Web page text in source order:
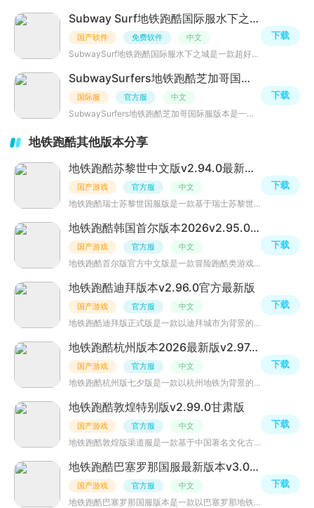
Subway Surf地铁跑酷国际服水下之城v3.9.0官方最新版
国产软件 免费软件 中文
SubwaySurf地铁跑酷国际服水下之城是一款超好玩的冒险跑酷类游戏，其游戏场景设定在水下世界中，水下世界是
下载
SubwaySurfers地铁跑酷芝加哥国际服最新版本v3.11.0北美版
国际服 官方服 中文
SubwaySurfers地铁跑酷芝加哥国际服版本是一款基于芝加哥市地铁线路的跑酷游戏。玩家需要在地铁线路上奔跑、
下载
地铁跑酷其他版本分享
地铁跑酷苏黎世中文版v2.94.0最新瑞士版
国产游戏 官方服 中文
地铁跑酷瑞士苏黎世国服版是一款基于瑞士苏黎世地区设计制作的跑酷游戏。玩家可以选择不同的角色在苏黎世市
下载
地铁跑酷韩国首尔版本2026v2.95.0新触控
国产游戏 官方服 中文
地铁跑酷首尔版官方中文版是一款冒险跑酷类游戏，玩家将扮演一名跑酷高手，在首尔的地铁站和街道间奔跑。随
下载
地铁跑酷迪拜版本v2.96.0官方最新版
国产游戏 官方服 中文
地铁跑酷迪拜版正式版是一款以迪拜城市为背景的跑酷游戏。玩家将扮演一位在迪拜城市中跑酷的冒险者，穿越繁
下载
地铁跑酷杭州版本2026最新版v2.97.0浙江西湖版
国产游戏 官方服 中文
地铁跑酷杭州版七夕版是一款以杭州地铁为背景的跑酷游戏。在游戏中，玩家将扮演一名地铁司机，在高速行驶的
下载
地铁跑酷敦煌特别版v2.99.0甘肃版
国产游戏 官方服 中文
地铁跑酷敦煌版渠道服是一款基于中国著名文化古迹——敦煌莫高窟打造而成的跑酷游戏。玩家将扮演着一个穿越
下载
地铁跑酷巴塞罗那国服最新版本v3.01.0西班牙版
国产游戏 官方服 中文
地铁跑酷巴塞罗那国服版本是一款以巴塞罗那地铁为背景的跑酷游戏。玩家需要在地铁站和车厢之间进行奔跑、跳
下载